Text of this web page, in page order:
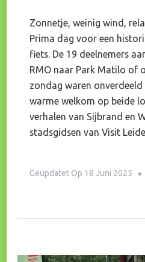
Zonnetje, weinig wind,
Prima dag voor een
fiets. De 19 deelnemers
RMO naar Park Matilo of
zondag waren
warme welkom op beide
verhalen van Sijbrand en
stadsgidsen van Visit
Geüpdatet Op 18 Juni 2025